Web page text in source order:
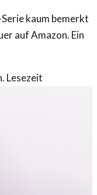
kaum bemerkt
auf Amazon. Ein
Lesezeit